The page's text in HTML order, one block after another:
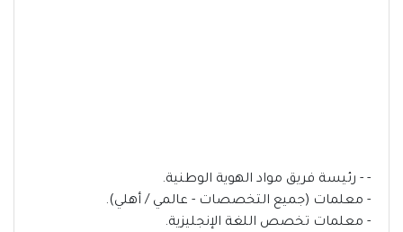
- - رئيسة فريق مواد الهوية الوطنية.
- معلمات (جميع التخصصات - عالمي / أهلي).
- معلمات تخصص اللغة الإنجليزية.